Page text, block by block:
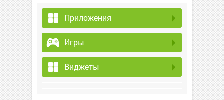
Приложения
Игры
Виджеты